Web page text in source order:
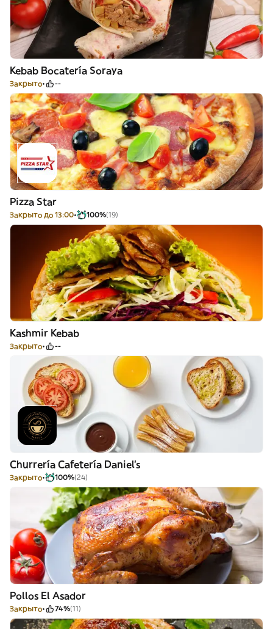
Kebab Bocatería Soraya
Закрыто --
Pizza Star
Закрыто до 13:00 100%(19)
Kashmir Kebab
Закрыто --
Churrería Cafetería Daniel's
Закрыто 100%(24)
Pollos El Asador
Закрыто 74%(11)